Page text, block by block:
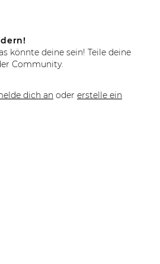
könnte deine sein! Teile deine
Community.
dich an oder erstelle ein